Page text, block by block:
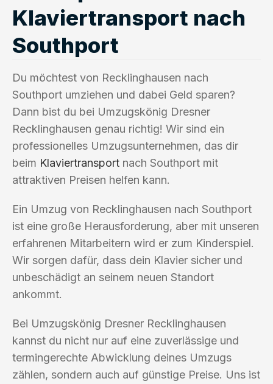
Klaviertransport nach
Southport
Du möchtest von Recklinghausen nach
Southport umziehen und dabei Geld sparen?
Dann bist du bei Umzugskönig Dresner
Recklinghausen genau richtig! Wir sind ein
professionelles Umzugsunternehmen, das dir
beim Klaviertransport nach Southport mit
attraktiven Preisen helfen kann.
Ein Umzug von Recklinghausen nach Southport
ist eine große Herausforderung, aber mit unseren
erfahrenen Mitarbeitern wird er zum Kinderspiel.
Wir sorgen dafür, dass dein Klavier sicher und
unbeschädigt an seinem neuen Standort
ankommt.
Bei Umzugskönig Dresner Recklinghausen
kannst du nicht nur auf eine zuverlässige und
termingerechte Abwicklung deines Umzugs
zählen, sondern auch auf günstige Preise. Uns ist